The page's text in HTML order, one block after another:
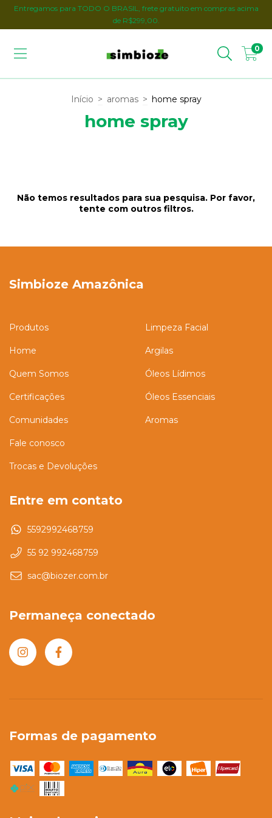
Entregamos para TODO O BRASIL, frete gratuito em compras acima
de R$299,00.
0
Início > aromas > home spray
home spray
Não temos resultados para sua pesquisa. Por favor,
tente com outros filtros.
Simbioze Amazônica
Produtos
Home
Quem Somos
Certificações
Comunidades
Fale conosco
Trocas e Devoluções
Limpeza Facial
Argilas
Óleos Lídimos
Óleos Essenciais
Aromas
Entre em contato
5592992468759
55 92 992468759
sac@biozer.com.br
Permaneça conectado
Formas de pagamento